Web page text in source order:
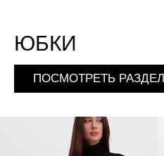
ЮБКИ
ПОСМОТРЕТЬ РАЗДЕЛ